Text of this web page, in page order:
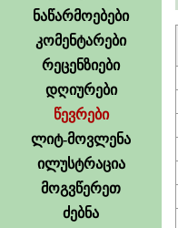
ნაწარმოებები
კომენტარები
რეცენზიები
დღიურები
წევრები
ლიტ-მოვლენა
ილუსტრაცია
მოგვწერეთ
ძებნა